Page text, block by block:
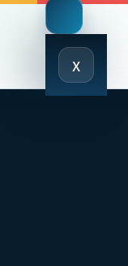
x
Close
Menu